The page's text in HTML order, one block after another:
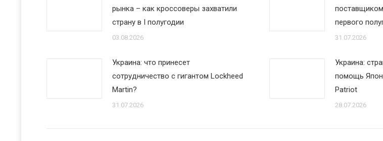
рынка – как кроссоверы захватили
страну в I полугодии
03.08.2026
первого
31.07.2026
Украина: что принесет
сотрудничество с гигантом Lockheed
Martin?
31.07.2026
Украина:
помощь
Patriot
28.07.2026